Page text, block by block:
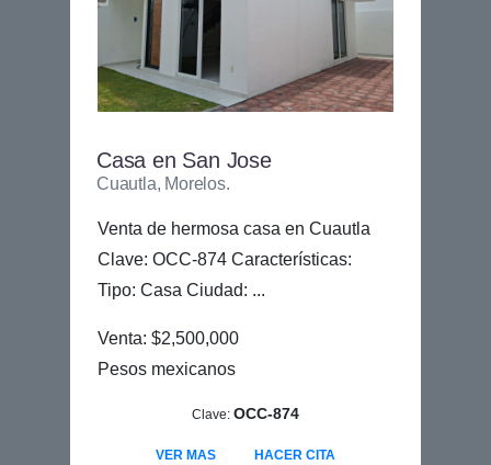
Casa en San Jose
Cuautla, Morelos.
Venta de hermosa casa en Cuautla
Clave: OCC-874 Características:
Tipo: Casa Ciudad: ...
Venta: $2,500,000
Pesos mexicanos
Clave: OCC-874
VER MAS HACER CITA